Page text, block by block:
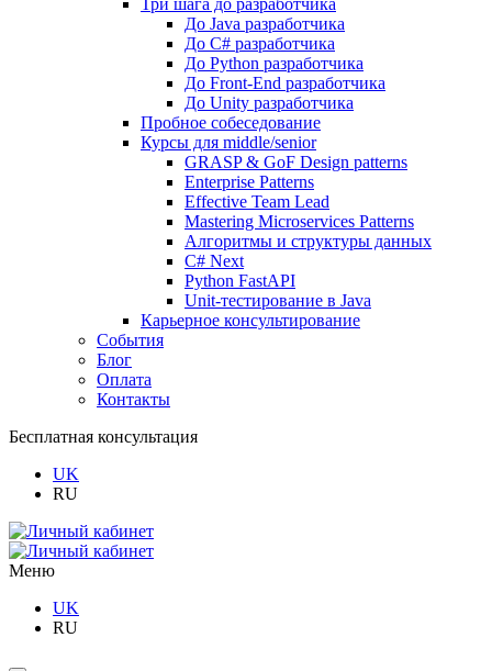
Три шага до разработчика
До Java разработчика
До C# разработчика
До Python разработчика
До Front-End разработчика
До Unity разработчика
Пробное собеседование
Курсы для middle/senior
GRASP & GoF Design patterns
Enterprise Patterns
Effective Team Lead
Mastering Microservices Patterns
Алгоритмы и структуры данных
C# Next
Python FastAPI
Unit-тестирование в Java
Карьерное консультирование
События
Блог
Оплата
Контакты
Бесплатная консультация
UK
RU
Меню
UK
RU